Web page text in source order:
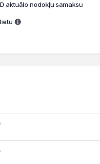
aktuālo nodokļu samaksu